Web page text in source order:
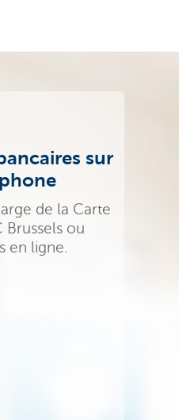
sur
de la Carte
Brussels ou
en ligne.